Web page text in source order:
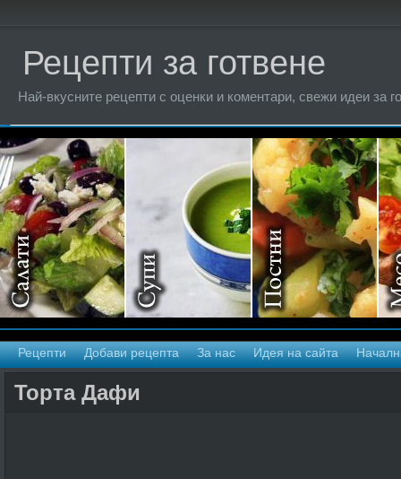
Рецепти за готвене
Най-вкусните рецепти с оценки и коментари, свежи идеи за
Рецепти Добави рецепта За нас Идея на сайта
Торта Дафи